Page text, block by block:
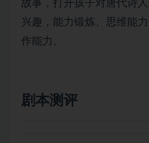
故事，打开孩子对唐代诗
兴趣，能力锻炼、思维能
作能力。
剧本测评